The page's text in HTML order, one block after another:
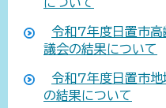
について
令和7年度日置市高
議会の結果について
令和7年度日置市地
の結果について